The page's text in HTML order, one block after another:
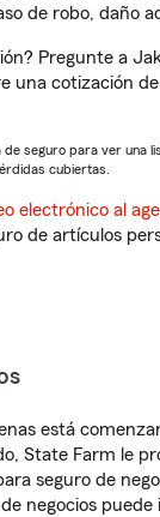
de robo, daño
Pregunte a
una cotización
de seguro para ver una
cubiertas.
electrónico al
de artículos
está
State Farm le
seguro de
negocios puede